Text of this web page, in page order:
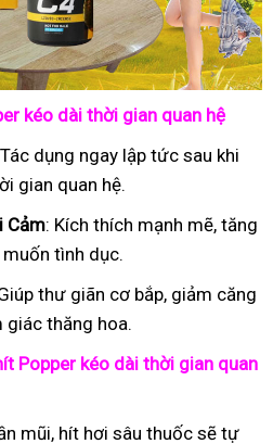
kéo dài thời gian quan hệ
dụng ngay lập tức sau khi
gian quan hệ.
Cảm: Kích thích mạnh mẽ, tăng
tình dục.
thư giãn cơ bắp, giảm căng
giác thăng hoa.
Popper kéo dài thời gian quan
mũi, hít hơi sâu thuốc sẽ tự